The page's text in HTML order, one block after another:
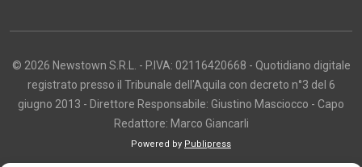
© 2026 Newstown S.R.L. - P.IVA: 02116420668 - Quotidiano digitale
registrato presso il Tribunale dell'Aquila con decreto n°3 del 6
giugno 2013 - Direttore Responsabile: Giustino Masciocco - Capo
Redattore: Marco Giancarli
Powered by Publipress